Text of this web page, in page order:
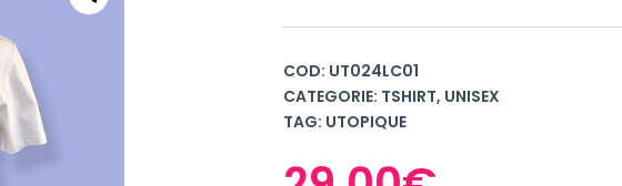
COD: UT024LC01
CATEGORIE: TSHIRT, UNISEX
TAG: UTOPIQUE